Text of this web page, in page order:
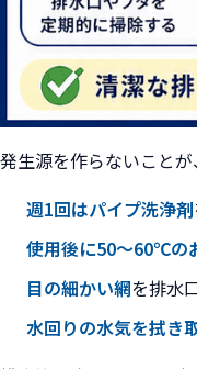
発生源を作らないことが
週1回はパイプ洗浄剤
使用後に50〜60℃の
目の細かい網を排水
水回りの水気を拭き